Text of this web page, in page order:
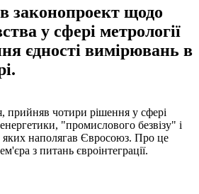
законопроект щодо
у сфері метрології
єдності вимірювань в
прийняв чотири рішення у сфері
"промислового безвізу" і
яких наполягав Євросоюз. Про це
з питань євроінтеграції.